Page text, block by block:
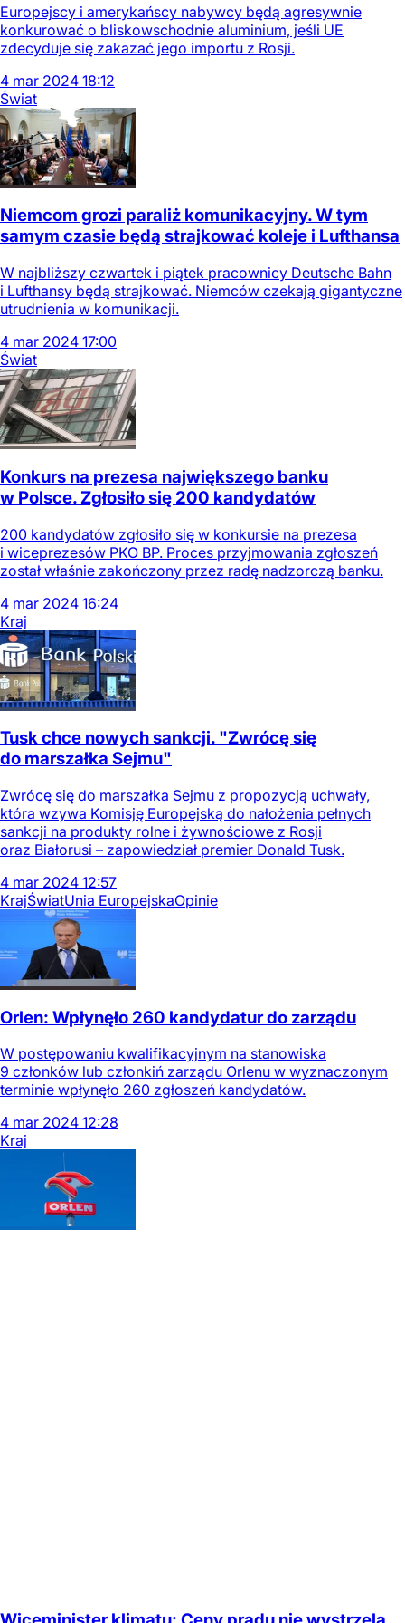
Europejscy i amerykańscy nabywcy będą agresywnie
konkurować o bliskowschodnie aluminium, jeśli UE
zdecyduje się zakazać jego importu z Rosji.
4 mar 2024 18:12
Świat
Niemcom grozi paraliż komunikacyjny. W tym
samym czasie będą strajkować koleje i Lufthansa
W najbliższy czwartek i piątek pracownicy Deutsche Bahn
i Lufthansy będą strajkować. Niemców czekają gigantyczne
utrudnienia w komunikacji.
4 mar 2024 17:00
Świat
Konkurs na prezesa największego banku
w Polsce. Zgłosiło się 200 kandydatów
200 kandydatów zgłosiło się w konkursie na prezesa
i wiceprezesów PKO BP. Proces przyjmowania zgłoszeń
został właśnie zakończony przez radę nadzorczą banku.
4 mar 2024 16:24
Kraj
Tusk chce nowych sankcji. "Zwrócę się
do marszałka Sejmu"
Zwrócę się do marszałka Sejmu z propozycją uchwały,
która wzywa Komisję Europejską do nałożenia pełnych
sankcji na produkty rolne i żywnościowe z Rosji
oraz Białorusi – zapowiedział premier Donald Tusk.
4 mar 2024 12:57
KrajŚwiatUnia EuropejskaOpinie
Orlen: Wpłynęło 260 kandydatur do zarządu
W postępowaniu kwalifikacyjnym na stanowiska
9 członków lub członkiń zarządu Orlenu w wyznaczonym
terminie wpłynęło 260 zgłoszeń kandydatów.
4 mar 2024 12:28
Kraj